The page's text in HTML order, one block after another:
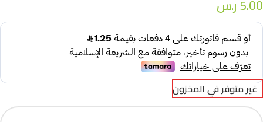
5.00ر.س
غير متوفر في المخزون